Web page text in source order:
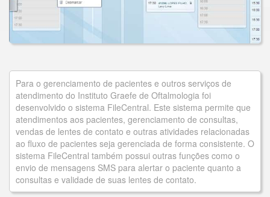
Para o gerenciamento de pacientes e outros serviços de
atendimento do Instituto Graefe de Oftalmologia foi
desenvolvido o sistema FileCentral. Este sistema permite que
atendimentos aos pacientes, gerenciamento de consultas,
vendas de lentes de contato e outras atividades relacionadas
ao fluxo de pacientes seja gerenciada de forma consistente. O
sistema FileCentral também possui outras funções como o
envio de mensagens SMS para alertar o paciente quanto a
consultas e validade de suas lentes de contato.